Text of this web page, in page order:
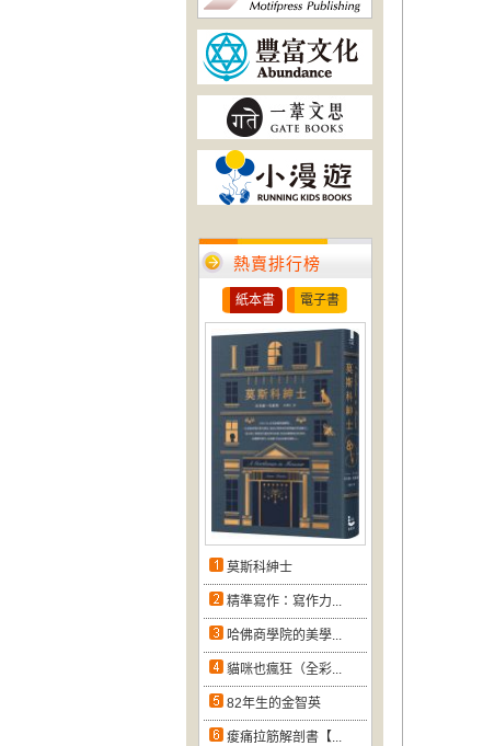
熱賣排行榜
紙本書 電子書
莫斯科紳士
精準寫作：寫作力...
哈佛商學院的美學...
貓咪也瘋狂（全彩...
82年生的金智英
痠痛拉筋解剖書【...